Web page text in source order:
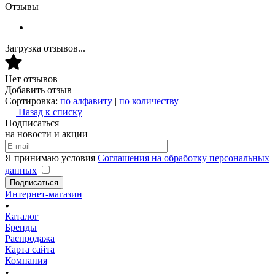
Отзывы
Загрузка отзывов...
Нет отзывов
Добавить отзыв
Сортировка: по алфавиту | по количеству
Назад к списку
Подписаться
на новости и акции
Я принимаю условия Соглашения на обработку персональных
данных
Подписаться
Интернет-магазин
Каталог
Бренды
Распродажа
Карта сайта
Компания